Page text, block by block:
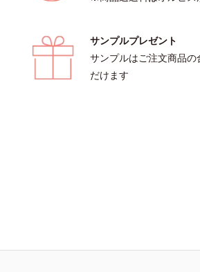
サンプルプレゼント
サンプルはご注文商品
だけます